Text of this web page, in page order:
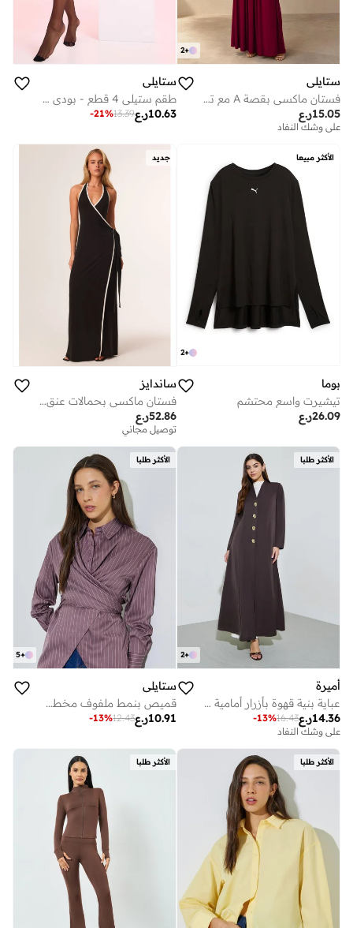
+
2
ستايلي
فستان ماكسي بقصة A مع تفاصيل مكشكشة - أحمر
ر.ع15.05
على وشك النفاد
ستايلي
طقم ستيلي 4 قطع - بودي سوت دانتيل، تنورة، حمالات وجوارب فخذ عالية
ر.ع10.63
13.39
-21%
الأكثر مبيعا
+
2
بوما
تيشيرت واسع محتشم
ر.ع26.09
جديد
ساندايز
فستان ماكسي بحمالات عنق وربطة ليبرتي
ر.ع52.86
توصيل مجاني
الأكثر طلبا
+
2
أميرة
عباية بنية قهوة بأزرار أمامية وأكمام طويلة
ر.ع14.36
16.43
-13%
على وشك النفاد
الأكثر طلبا
+
5
ستايلي
قميص بنمط ملفوف مخطط وأكمام طويلة
ر.ع10.91
12.43
-13%
الأكثر طلبا الأكثر طلبا